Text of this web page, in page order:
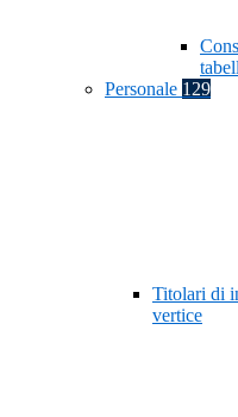
Personale 129
Titolari di
vertice